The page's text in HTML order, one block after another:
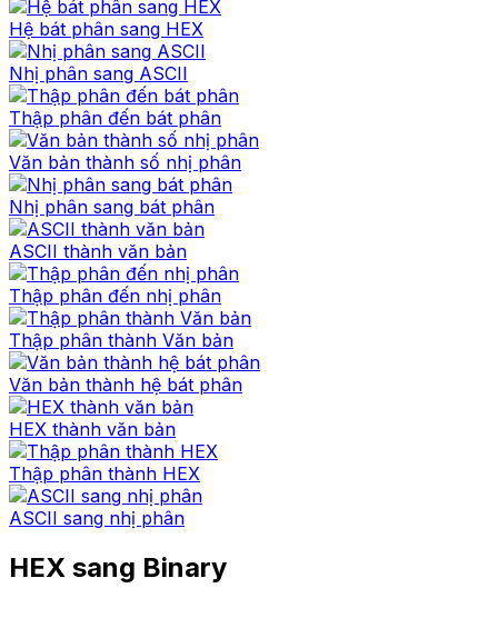
Hệ bát phân sang HEX
Nhị phân sang ASCII
Thập phân đến bát phân
Văn bản thành số nhị phân
Nhị phân sang bát phân
ASCII thành văn bản
Thập phân đến nhị phân
Thập phân thành Văn bản
Văn bản thành hệ bát phân
HEX thành văn bản
Thập phân thành HEX
ASCII sang nhị phân
HEX sang Binary